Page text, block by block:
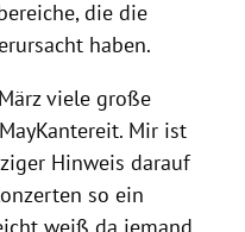
die die
haben.
viele große
Mir ist
Hinweis darauf
so ein